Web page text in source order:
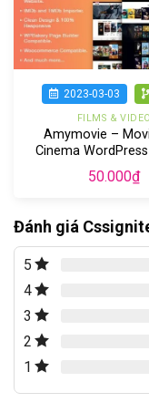
2023-03-03
FILMS & VIDEO
Amymovie –
Cinema
50.000₫
Đánh giá
5
4
3
2
1